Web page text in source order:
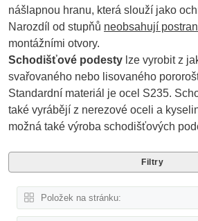
nášlapnou hranu, která slouží jako
Narozdíl od stupňů neobsahují
montážními otvory.
Schodišťové podesty lze vyrobit z
svařovaného nebo lisovaného
Standardní materiál je ocel S235.
také vyrábějí z nerezové oceli a
možná také výroba schodišťových
Filtry
Položek na stránku: